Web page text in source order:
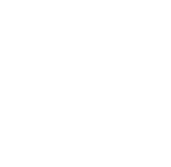
の町、昌平区、北